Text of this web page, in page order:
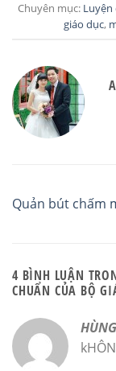
Chuyên mục: Luyện
giáo dục,
Quản bút chấm
4 BÌNH LUẬN
CHUẨN CỦA BỘ
HÙNG